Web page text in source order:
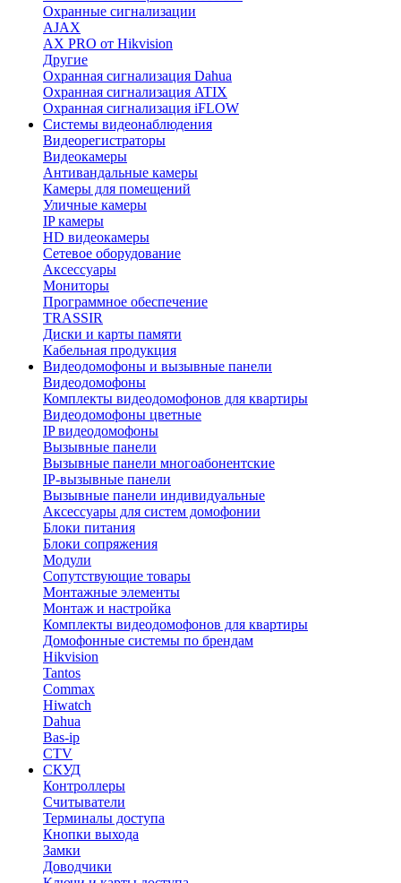
Охранные сигнализации
AJAX
AX PRO от Hikvision
Другие
Охранная сигнализация Dahua
Охранная сигнализация ATIX
Охранная сигнализация iFLOW
Системы видеонаблюдения
Видеорегистраторы
Видеокамеры
Антивандальные камеры
Камеры для помещений
Уличные камеры
IP камеры
HD видеокамеры
Сетевое оборудование
Аксессуары
Мониторы
Программное обеспечение
TRASSIR
Диски и карты памяти
Кабельная продукция
Видеодомофоны и вызывные панели
Видеодомофоны
Комплекты видеодомофонов для квартиры
Видеодомофоны цветные
IP видеодомофоны
Вызывные панели
Вызывные панели многоабонентские
IP-вызывные панели
Вызывные панели индивидуальные
Аксессуары для систем домофонии
Блоки питания
Блоки сопряжения
Модули
Сопутствующие товары
Монтажные элементы
Монтаж и настройка
Комплекты видеодомофонов для квартиры
Домофонные системы по брендам
Hikvision
Tantos
Commax
Hiwatch
Dahua
Bas-ip
CTV
СКУД
Контроллеры
Считыватели
Терминалы доступа
Кнопки выхода
Замки
Доводчики